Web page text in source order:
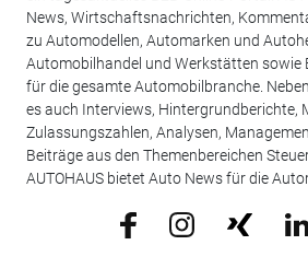
News, Wirtschaftsnachrichten,
zu Automodellen, Automarken und
Automobilhandel und Werkstätten sowie
für die gesamte Automobilbranche.
es auch Interviews, Hintergrundberichte,
Zulassungszahlen, Analysen,
Beiträge aus den Themenbereichen
AUTOHAUS bietet Auto News für die